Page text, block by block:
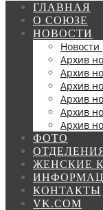
ГЛАВНАЯ
О СОЮЗЕ
НОВОСТИ
Архив
Архив
Архив
Архив
Архив
Архив
ФОТО
ЖЕНСКИЕ
КОНТАКТЫ
VK.COM